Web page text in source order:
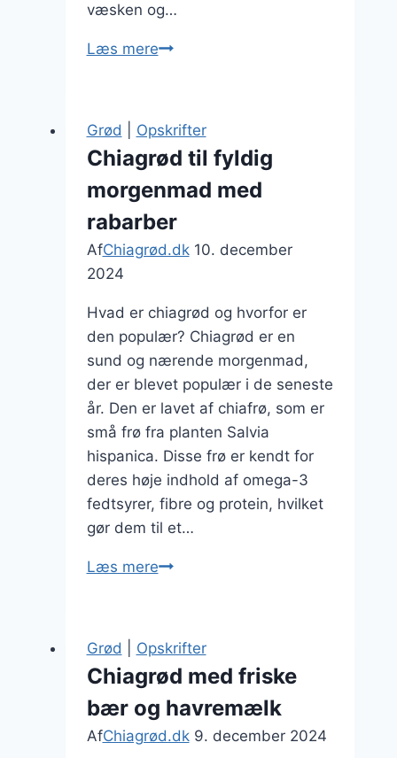
væsken og…
Læs mereChiagrød
og
Grød Opskrifter
Chiagrød til fyldig
morgenmad med
rabarber
AfChiagrød.dk 10. december
2024
Hvad er chiagrød og hvorfor er
den populær? Chiagrød er en
sund og nærende morgenmad,
der er blevet populær i de seneste
år. Den er lavet af chiafrø, som er
små frø fra planten Salvia
hispanica. Disse frø er kendt for
deres høje indhold af omega-3
fedtsyrer, fibre og protein, hvilket
gør dem til et…
Læs mereChiagrød
morgenmad
rabarber
Grød Opskrifter
Chiagrød med friske
bær og havremælk
AfChiagrød.dk 9. december 2024